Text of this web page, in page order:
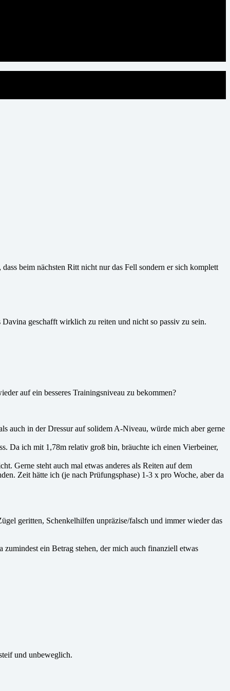
beim nächsten Ritt nicht nur das Fell sondern er sich komplett
geschafft wirklich zu reiten und nicht so passiv zu sein.
auf ein besseres Trainingsniveau zu bekommen?
auch in der Dressur auf solidem A-Niveau, würde mich aber gerne
Da ich mit 1,78m relativ groß bin, bräuchte ich einen Vierbeiner,
Gerne steht auch mal etwas anderes als Reiten auf dem
Zeit hätte ich (je nach Prüfungsphase) 1-3 x pro Woche, aber da
geritten, Schenkelhilfen unpräzise/falsch und immer wieder das
ein Betrag stehen, der mich auch finanziell etwas
und unbeweglich.